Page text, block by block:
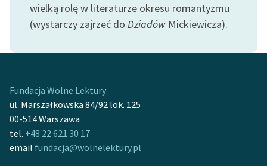
Kolekcje edukacyjne
twórców przechodzących
lektur szkolnych oraz
Odkurzamy bohaterów
Szkoła Poezji Wolnych
Lektur
O nas
wielką rolę w literaturze okresu romantyzmu
(wystarczy zajrzeć do Dziadów Mickiewicza).
Fundacja Wolne Lektury
ul. Marszałkowska 84/92 lok. 125
00-514 Warszawa
tel. +48 22 621 30 17
email fundacja@wolnelektury.pl